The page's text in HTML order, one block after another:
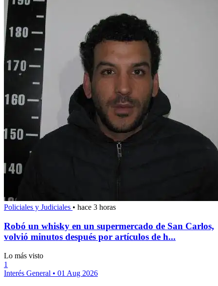
Policiales y Judiciales • hace 3 horas
Robó un whisky en un supermercado de San Carlos,
volvió minutos después por artículos de h...
Lo más visto
1
Interés General • 01 Aug 2026